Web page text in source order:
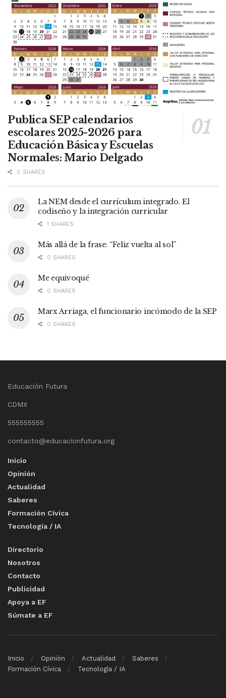
Publica SEP calendarios
escolares 2025-2026 para
Educación Básica y Escuelas
Normales: Mario Delgado
0 SHARES
La NEM desde el currículum integrado. El
codiseño y la integración curricular
1 SHARES
Más allá de la frase: “Feliz vuelta al sol”
0 SHARES
Me equivoqué
0 SHARES
Marx Arriaga, el funcionario incómodo de la SEP
0 SHARES
Educación Futura
CDMX
555555555
contacto@educacionfutura.org
Inicio
Opinión
Actualidad
Saberes
Formación Cívica
Tecnología / IA
Directorio
Nosotros
Contacto
Publicidad
Apoya a EF
Súmate a EF
Inicio Opinión Actualidad
Saberes
Formación Cívica
Tecnología / IA